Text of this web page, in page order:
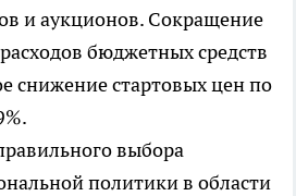
и аукционов. Сокращение
бюджетных средств
снижение стартовых цен по
выбора
политики в области